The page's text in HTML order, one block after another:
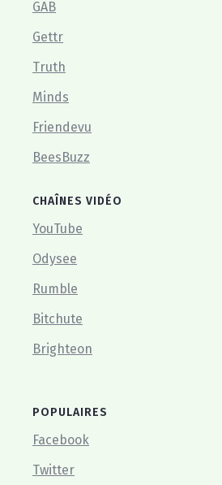
GAB
Gettr
Truth
Minds
Friendevu
BeesBuzz
CHAÎNES VIDÉO
YouTube
Odysee
Rumble
Bitchute
Brighteon
POPULAIRES
Facebook
Twitter